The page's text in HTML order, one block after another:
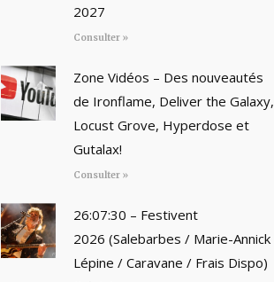
2027
Consulter »
Zone Vidéos – Des nouveautés
de Ironflame, Deliver the Galaxy,
Locust Grove, Hyperdose et
Gutalax!
Consulter »
26:07:30 – Festivent
2026 (Salebarbes / Marie-Annick
Lépine / Caravane / Frais Dispo)